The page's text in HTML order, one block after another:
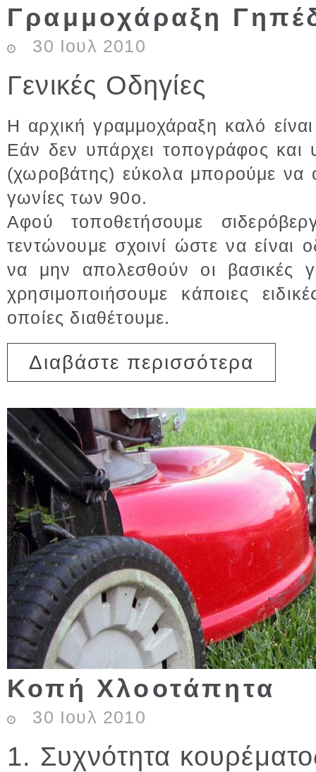
Γραμμοχάραξη
30 Ιουλ 2010
Γενικές Οδηγίες
Η αρχική γραμμοχάραξη καλό
Εάν δεν υπάρχει τοπογράφος και
(χωροβάτης) εύκολα μπορούμε να
γωνίες των 90ο.
Αφού τοποθετήσουμε
τεντώνουμε σχοινί ώστε να είναι
να μην απολεσθούν οι βασικές
χρησιμοποιήσουμε κάποιες
οποίες διαθέτουμε.
Διαβάστε περισσότερα
Κοπή Χλοοτάπητα
30 Ιουλ 2010
1. Συχνότητα